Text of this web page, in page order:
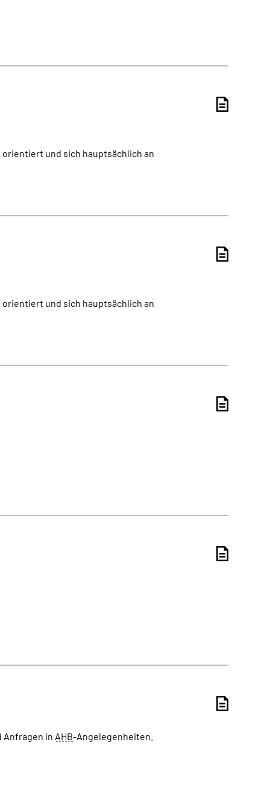
und sich hauptsächlich an
und sich hauptsächlich an
Anfragen in AHB-Angelegenheiten.